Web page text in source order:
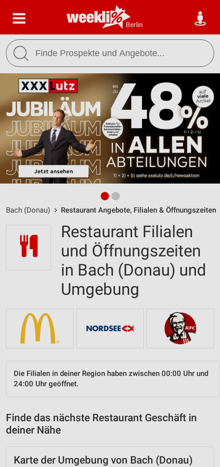
Berlin
Bach (Donau) Restaurant Angebote, Filialen & Öffnungszeiten
Restaurant Filialen
und Öffnungszeiten
in Bach (Donau) und
Umgebung
Die Filialen in deiner Region haben zwischen 00:00 Uhr und
24:00 Uhr geöffnet.
Finde das nächste Restaurant Geschäft in
deiner Nähe
Karte der Umgebung von Bach (Donau)